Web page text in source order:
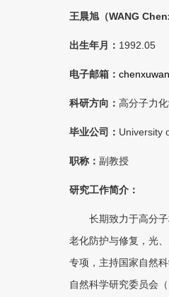
王晨旭（WANG
出生年月： 1992.05
电子邮箱：
科研方向：高分子力
毕业公司： University
职称：副教授
研究工作简介：
长期致力于高分
老化防护与修复，光
专项，主持国家自然
自然科学研究委员会（